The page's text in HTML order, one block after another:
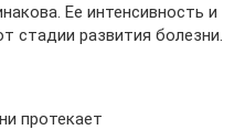
Ее интенсивность и
стадии развития болезни.
протекает